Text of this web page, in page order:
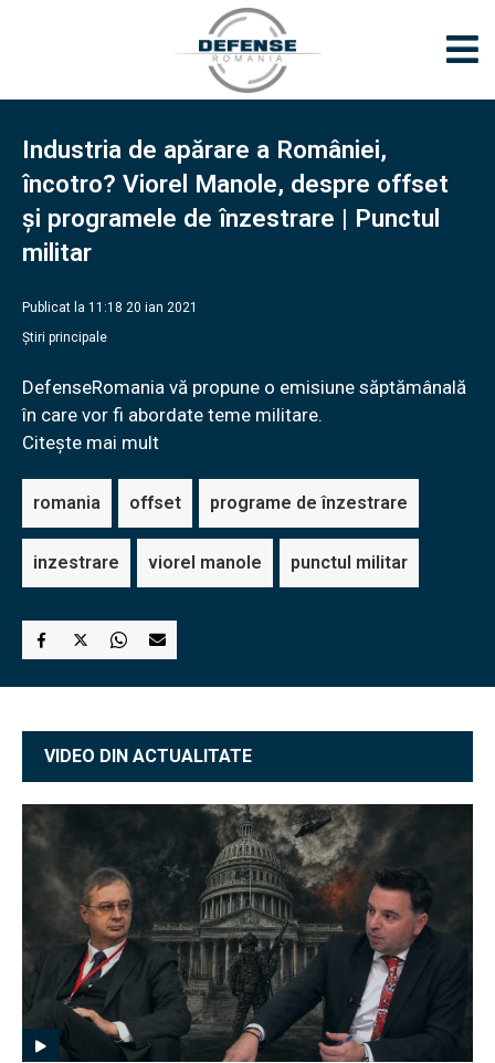
Industria de apărare a României,
încotro? Viorel Manole, despre offset
și programele de înzestrare | Punctul
militar
Publicat la 11:18 20 ian 2021
Știri principale
DefenseRomania vă propune o emisiune săptămânală
în care vor fi abordate teme militare.
Citește mai mult
romania offset programe de înzestrare
inzestrare viorel manole punctul militar
VIDEO DIN ACTUALITATE